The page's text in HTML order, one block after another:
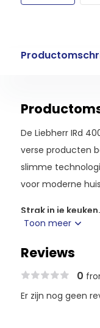
De Liebherr IRd
verse producten
slimme
voor moderne
Strak in je
Dankzij deur-op-
SoftSystem-
De Liebherr IRd
Toon meer
Reviews
0
Er zijn nog geen